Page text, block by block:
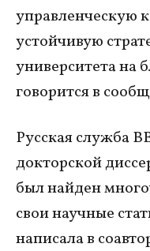
управленческую
устойчивую
университета на
говорится в
Русская служба
докторской
был найден
свои научные
написала в